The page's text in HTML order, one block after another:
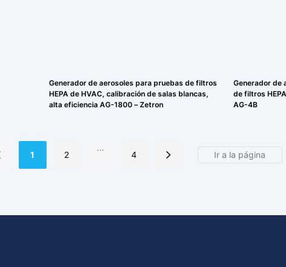
Generador de aerosoles para pruebas de filtros
HEPA de HVAC, calibración de salas blancas,
alta eficiencia AG-1800 – Zetron
Generador de
de filtros
AG-4B
1 2
...
4